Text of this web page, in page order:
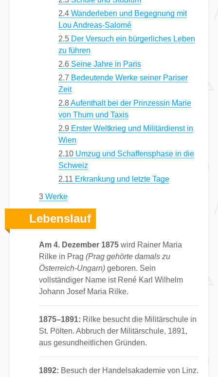
2.4 Wanderleben und Begegnung mit
Lou Andreas-Salomé
2.5 Der Versuch ein bürgerliches Leben
zu führen
2.6 Seine Jahre in Paris
2.7 Bedeutende Werke seiner Pariser
Zeit
2.8Aufenthalt bei der Prinzessin Marie
von Thurn und Taxis
2.9 Erster Weltkrieg und Militärdienst in
Wien
2.10 Umzug und Schaffensphase in die
Schweiz
2.11 Erkrankung und letzte Tage
3 Werke
Lebenslauf
Am 4. Dezember 1875 wird Rainer Maria
Rilke in Prag (Prag gehörte damals zu
Österreich-Ungarn) geboren. Sein
vollständiger Name ist René Karl Wilhelm
Johann Josef Maria Rilke.
1875–1891: Rilke besucht die Militärschule in
St. Pölten. Abbruch der Militärschule, 1891,
aus gesundheitlichen Gründen.
1892: Besuch der Handelsakademie von Linz.